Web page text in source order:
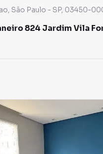
São Paulo - SP, 03450-
824 Jardim Vila